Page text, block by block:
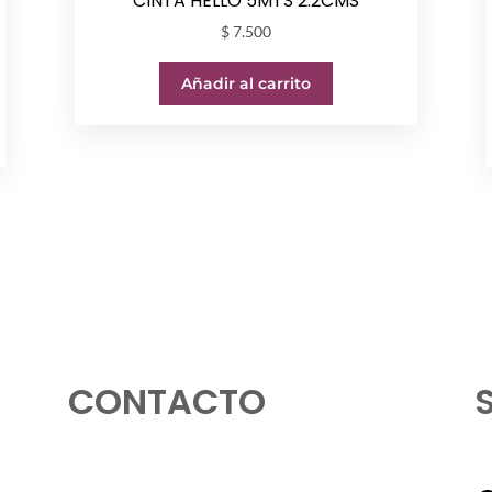
$7.500
Añadir al carrito
CONTACTO